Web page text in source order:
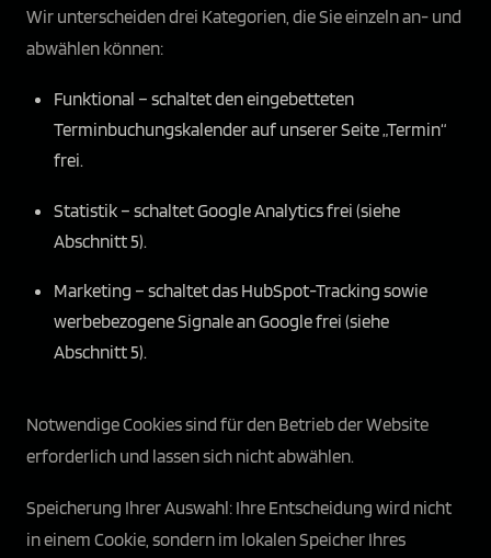
Wir unterscheiden drei Kategorien, die Sie einzeln an- und
abwählen können:
Funktional – schaltet den eingebetteten
Terminbuchungskalender auf unserer Seite „Termin“
frei.
Statistik – schaltet Google Analytics frei (siehe
Abschnitt 5).
Marketing – schaltet das HubSpot-Tracking sowie
werbebezogene Signale an Google frei (siehe
Abschnitt 5).
Notwendige Cookies sind für den Betrieb der Website
erforderlich und lassen sich nicht abwählen.
Speicherung Ihrer Auswahl: Ihre Entscheidung wird nicht
in einem Cookie, sondern im lokalen Speicher Ihres